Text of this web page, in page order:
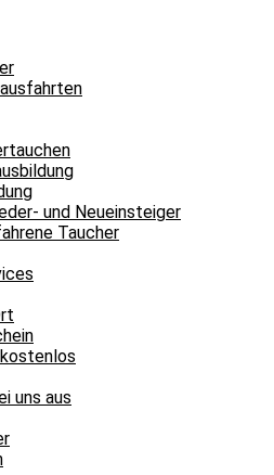
und Neueinsteiger
Taucher
uns aus